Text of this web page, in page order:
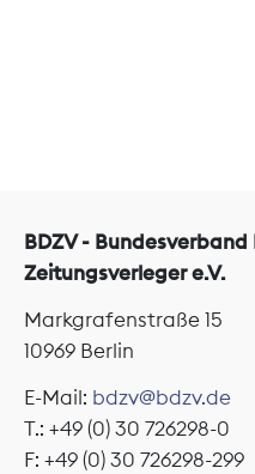
BDZV -
Zeitungsverleger e.V.
Markgrafenstraße 15
10969 Berlin
E-Mail: bdzv@bdzv.de
T.: +49 (0) 30 726298-0
F: +49 (0) 30 726298-299